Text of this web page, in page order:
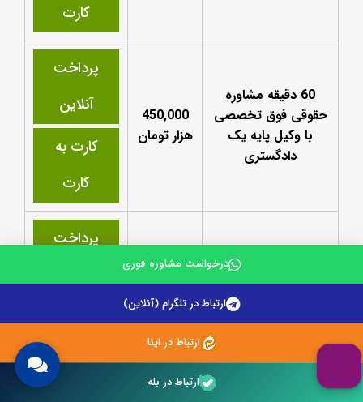
کارت
60 دقیقه مشاوره
حقوقی فوق تخصصی
با وکیل پایه یک
دادگستری
450,000
هزار تومان
پرداخت
آنلاین
کارت به
کارت
ثبت انلاین لایحه
5,000,000
هزار تومان
پرداخت
کارت به
درخواست مشاوره فوری
ارتباط در تلگرام (آنلاین)
ارتباط در ایتا
ارتباط در بله